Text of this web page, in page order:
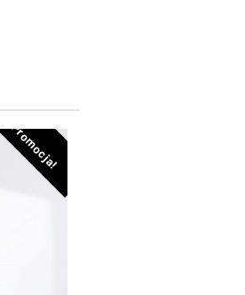
Promocja!